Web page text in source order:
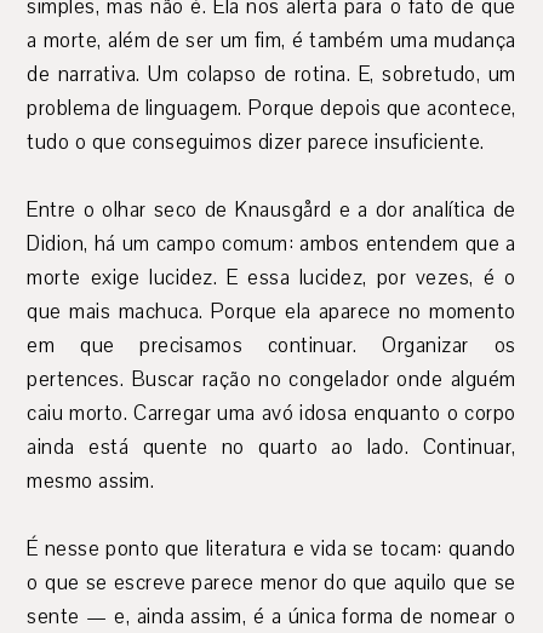
simples, mas não é. Ela nos alerta para o fato de que
a morte, além de ser um fim, é também uma mudança
de narrativa. Um colapso de rotina. E, sobretudo, um
problema de linguagem. Porque depois que acontece,
tudo o que conseguimos dizer parece insuficiente.
Entre o olhar seco de Knausgård e a dor analítica de
Didion, há um campo comum: ambos entendem que a
morte exige lucidez. E essa lucidez, por vezes, é o
que mais machuca. Porque ela aparece no momento
em que precisamos continuar. Organizar os
pertences. Buscar ração no congelador onde alguém
caiu morto. Carregar uma avó idosa enquanto o corpo
ainda está quente no quarto ao lado. Continuar,
mesmo assim.
É nesse ponto que literatura e vida se tocam: quando
o que se escreve parece menor do que aquilo que se
sente — e, ainda assim, é a única forma de nomear o